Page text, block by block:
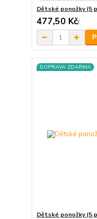
Dětské ponožky (5
477,50 Kč/.
DOPRAVA ZDARMA
Dětské ponožky (5